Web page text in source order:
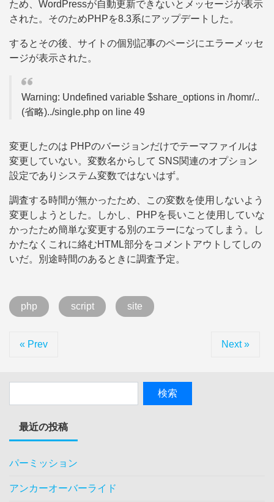
ため、WordPressが自動更新できないとメッセージが表示
された。そのためPHPを8.3系にアップデートした。
するとその後、サイトの個別記事のページにエラーメッセ
ージが表示された。
Warning: Undefined variable $share_options in /homr/..
(省略)../single.php on line 49
変更したのは PHPのバージョンだけでテーマファイルは
変更していない。変数名からして SNS関連のオプション
設定でありシステム変数ではないはず。
調査する時間が無かったため、この変数を使用しないよう
変更しようとした。しかし、PHPを長いこと使用していな
かったため簡単な変更する別のエラーになってしまう。し
かたなくこれに絡むHTML部分をコメントアウトしてしの
いだ。別途時間のあるときに調査予定。
php script site
« Prev Next »
最近の投稿
パーミッション
アンカーオーバーライド